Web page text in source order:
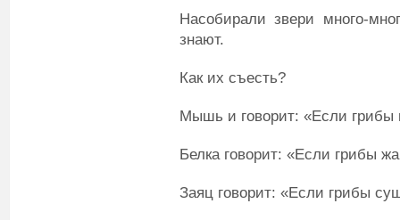
Насобирали звери много-
знают.
Как их съесть?
Мышь и говорит: «Если грибы
Белка говорит: «Если грибы
Заяц говорит: «Если грибы